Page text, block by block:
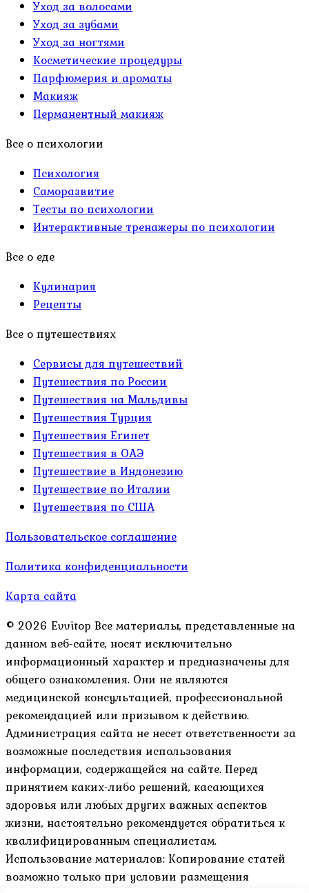
Уход за волосами
Уход за зубами
Уход за ногтями
Косметические процедуры
Парфюмерия и ароматы
Макияж
Перманентный макияж
Все о психологии
Психология
Саморазвитие
Тесты по психологии
Интерактивные тренажеры по психологии
Все о еде
Кулинария
Рецепты
Все о путешествиях
Сервисы для путешествий
Путешествия по России
Путешествия на Мальдивы
Путешествия Турция
Путешествия Египет
Путешествия в ОАЭ
Путешествие в Индонезию
Путешествие по Италии
Путешествия по США
Пользовательское соглашение
Политика конфиденциальности
Карта сайта
© 2026 Evvitop Все материалы, представленные на
данном веб-сайте, носят исключительно
информационный характер и предназначены для
общего ознакомления. Они не являются
медицинской консультацией, профессиональной
рекомендацией или призывом к действию.
Администрация сайта не несет ответственности за
возможные последствия использования
информации, содержащейся на сайте. Перед
принятием каких-либо решений, касающихся
здоровья или любых других важных аспектов
жизни, настоятельно рекомендуется обратиться к
квалифицированным специалистам.
Использование материалов: Копирование статей
возможно только при условии размещения